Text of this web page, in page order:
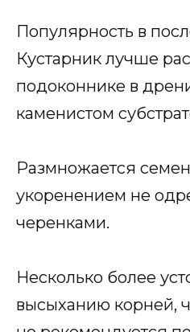
Популярность в
Кустарник лучше
подоконнике в
каменистом
Размножается
укоренением не
черенками.
Несколько более
высыханию корней,